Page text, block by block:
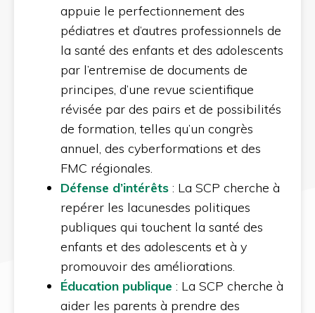
appuie le perfectionnement des
pédiatres et d’autres professionnels de
la santé des enfants et des adolescents
par l’entremise de documents de
principes, d’une revue scientifique
révisée par des pairs et de possibilités
de formation, telles qu’un congrès
annuel, des cyberformations et des
FMC régionales.
Défense d’intérêts : La SCP cherche à
repérer les lacunesdes politiques
publiques qui touchent la santé des
enfants et des adolescents et à y
promouvoir des améliorations.
Éducation publique : La SCP cherche à
aider les parents à prendre des